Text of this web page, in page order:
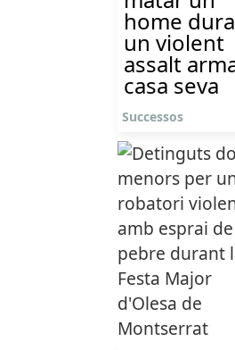
home
un violent
assalt
casa seva
Successos